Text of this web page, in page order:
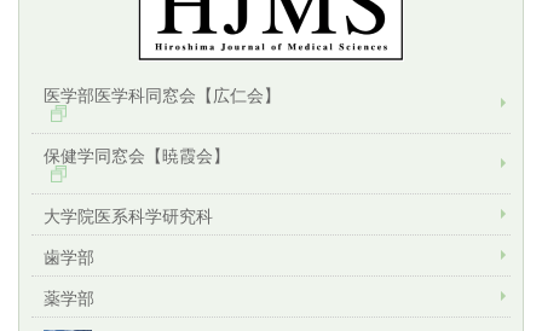
医学部医学科同窓会【広仁会】
保健学同窓会【暁霞会】
大学院医系科学研究科
歯学部
薬学部